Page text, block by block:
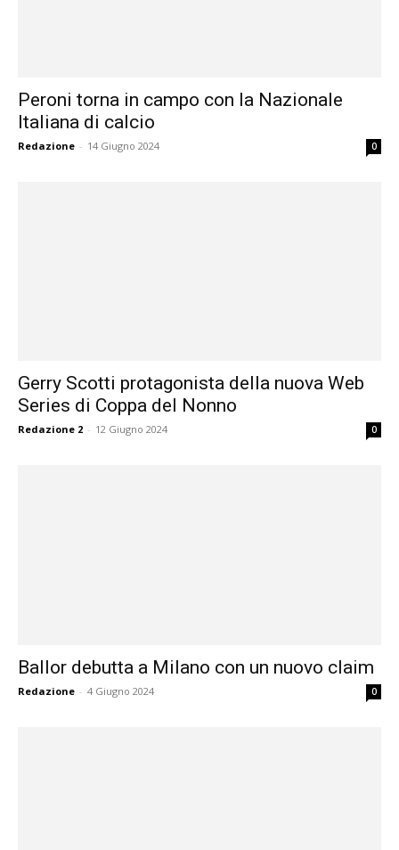
Peroni torna in campo con la Nazionale
Italiana di calcio
Redazione - 14 Giugno 2024 0
Gerry Scotti protagonista della nuova Web
Series di Coppa del Nonno
Redazione 2 - 12 Giugno 2024 0
Ballor debutta a Milano con un nuovo claim
Redazione - 4 Giugno 2024 0